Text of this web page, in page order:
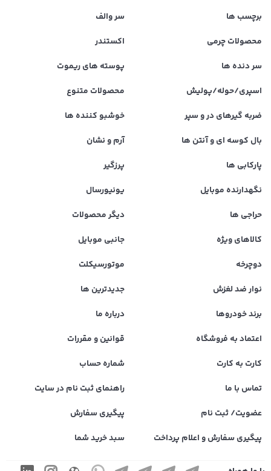
برچسب ها
سر والف
محصولات چرمی
اکستندر
سر دنده ها
پوسته های ریموت
اسپری/حوله/پولیش
محصولات متنوع
ضربه گیرهای در و سپر
خوشبو کننده ها
بال کوسه ای و آنتن ها
آرم و نشان
پارکابی ها
پرزگیر
نگهدارنده موبایل
یونیورسال
حراجی ها
دیگر محصولات
کالاهای ویژه
جانبی موبایل
دوچرخه
موتورسیکلت
نوار ضد لغزش
جدیدترین ها
برند خودروها
درباره ما
اعتماد به فروشگاه
قوانین و مقررات
کارت به کارت
شماره حساب
تماس با ما
راهنمای ثبت نام در سایت
عضویت/ ثبت نام
پیگیری سفارش
پیگیری سفارش و اعلام پرداخت
سبد خرید شما